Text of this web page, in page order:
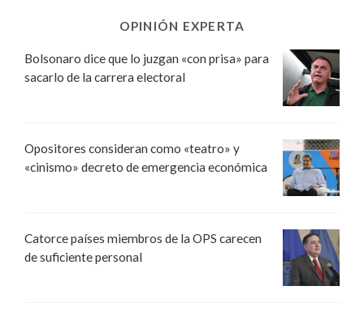
OPINIÓN EXPERTA
Bolsonaro dice que lo juzgan «con prisa» para
sacarlo de la carrera electoral
Opositores consideran como «teatro» y
«cinismo» decreto de emergencia económica
Catorce países miembros de la OPS carecen
de suficiente personal